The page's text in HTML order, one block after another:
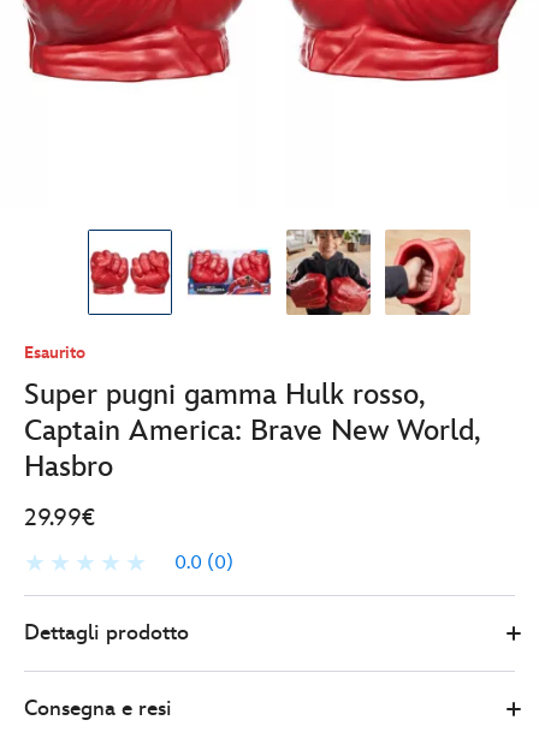
Esaurito
Super pugni gamma Hulk rosso,
Captain America: Brave New World,
Hasbro
29.99€
0.0 (0)
29.99
https://www.disneystore.it/super-
pugni-
Dettagli prodotto
Consegna e resi